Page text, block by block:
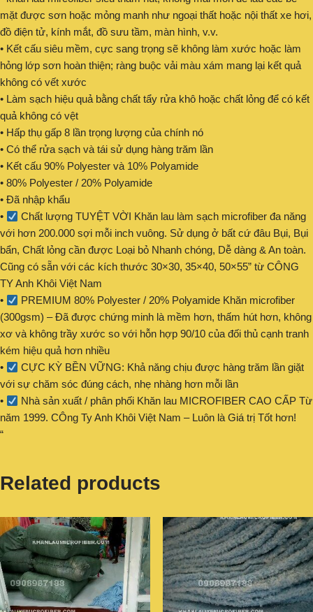
mặt được sơn hoặc mỏng manh như ngoại thất hoặc nội thất xe hơi,
đồ điện tử, kính mắt, đồ sưu tầm, màn hình, v.v.
• Kết cấu siêu mềm, cực sang trọng sẽ không làm xước hoặc làm
hỏng lớp sơn hoàn thiện; ràng buộc vải màu xám mang lại kết quả
không có vết xước
• Làm sạch hiệu quả bằng chất tẩy rửa khô hoặc chất lỏng để có kết
quả không có vệt
• Hấp thụ gấp 8 lần trọng lượng của chính nó
• Có thể rửa sạch và tái sử dụng hàng trăm lần
• Kết cấu 90% Polyester và 10% Polyamide
• 80% Polyester / 20% Polyamide
• Đã nhập khẩu
•
Chất lượng TUYỆT VỜI Khăn lau làm sạch microfiber đa năng
với hơn 200.000 sợi mỗi inch vuông. Sử dụng ở bất cứ đâu Bụi, Bụi
bẩn, Chất lỏng cần được Loại bỏ Nhanh chóng, Dễ dàng & An toàn.
Cũng có sẵn với các kích thước 30×30, 35×40, 50×55” từ CÔNG
TY Anh Khôi Việt Nam
•
PREMIUM 80% Polyester / 20% Polyamide Khăn microfiber
(300gsm) – Đã được chứng minh là mềm hơn, thấm hút hơn, không
xơ và không trầy xước so với hỗn hợp 90/10 của đối thủ cạnh tranh
kém hiệu quả hơn nhiều
•
CỰC KỲ BỀN VỮNG: Khả năng chịu được hàng trăm lần giặt
với sự chăm sóc đúng cách, nhẹ nhàng hơn mỗi lần
•
Nhà sản xuất / phân phối Khăn lau MICROFIBER CAO CẤP Từ
năm 1999. CÔng Ty Anh Khôi Việt Nam – Luôn là Giá trị Tốt hơn!
“
Related products